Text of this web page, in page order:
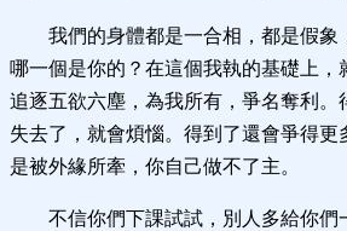
我們的身體都是一合相，都是假象
哪一個是你的？在這個我執的基礎上，
追逐五欲六塵，為我所有，爭名奪利。
失去了，就會煩惱。得到了還會爭得更
是被外緣所牽，你自己做不了主。
不信你們下課試試，別人多給你們